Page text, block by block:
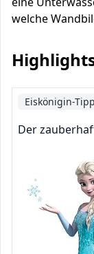
welche
Eiskönigin-Tipp
Der